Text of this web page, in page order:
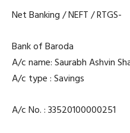
Net Banking / NEFT / RTGS-
Bank of Baroda
A/c name: Saurabh Ashvin
A/c type : Savings
A/c No. : 33520100000251